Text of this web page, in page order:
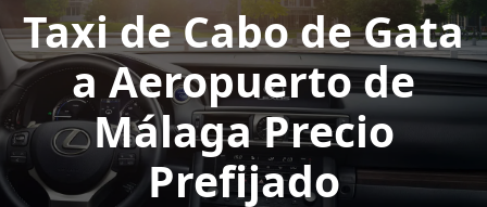
Taxi de Cabo de Gata
a Aeropuerto de
Málaga Precio
Prefijado